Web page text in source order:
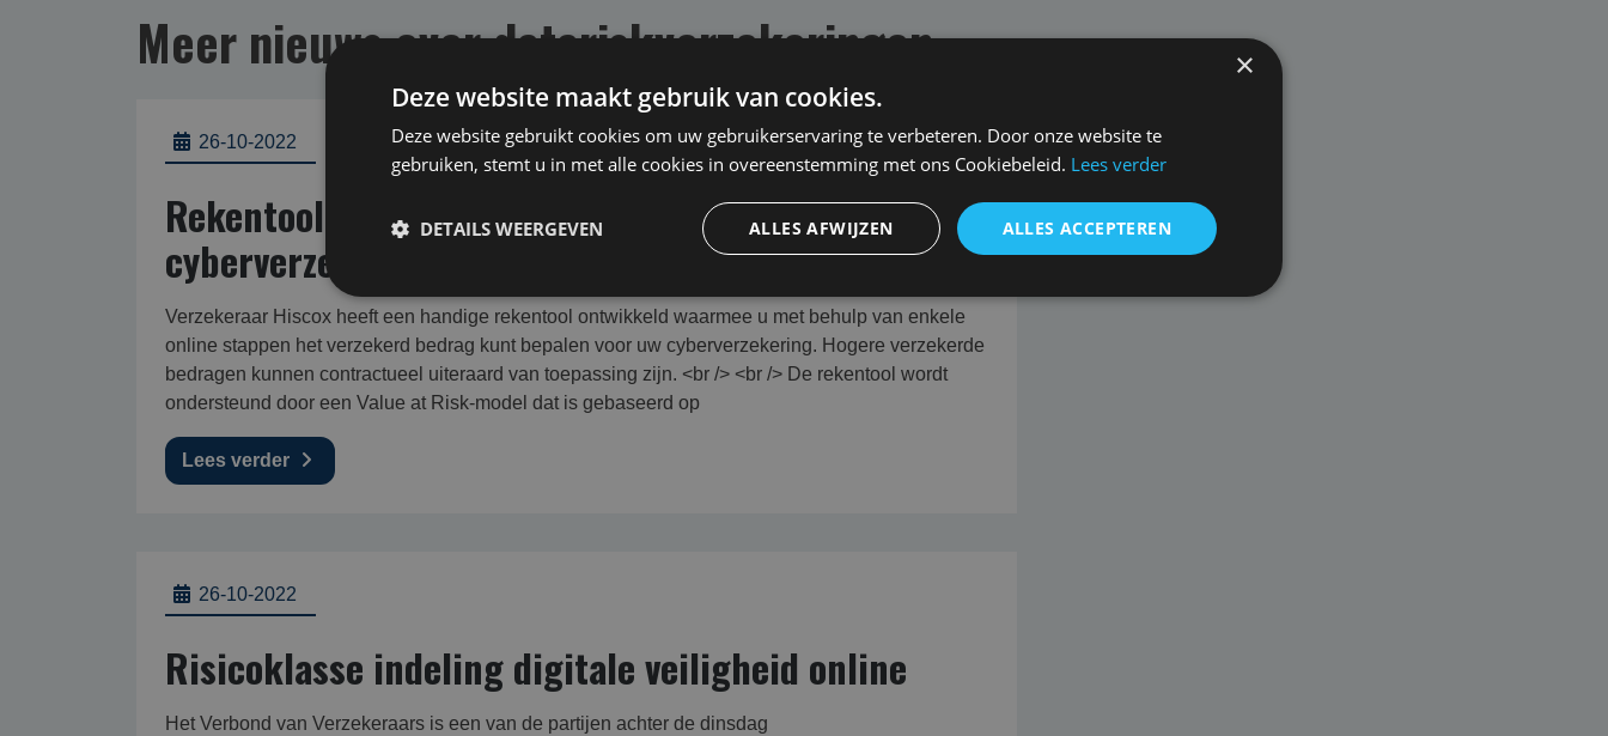
Meer nieuws over datarisk­verzekering­en
26-10-2022
Rekentool bepaling verzekerd bedrag
cyberverzekering
Verzekeraar Hiscox heeft een handige rekentool ontwikkeld waarmee u met behulp van enkele
online stappen het verzekerd bedrag kunt bepalen voor uw cyberverzekering. Hogere verzekerde
bedragen kunnen contractueel uiteraard van toepassing zijn. <br /> <br /> De rekentool wordt
ondersteund door een Value at Risk-model dat is gebaseerd op
Lees verder
26-10-2022
Risicoklasse indeling digitale veiligheid online
Het Verbond van Verzekeraars is een van de partijen achter de dinsdag
×
Deze website maakt gebruik van cookies.
Deze website gebruikt cookies om uw gebruikerservaring te verbeteren. Door onze website te
gebruiken, stemt u in met alle cookies in overeenstemming met ons Cookiebeleid. Lees verder
ALLES ACCEPTEREN
ALLES AFWIJZEN
DETAILS WEERGEVEN